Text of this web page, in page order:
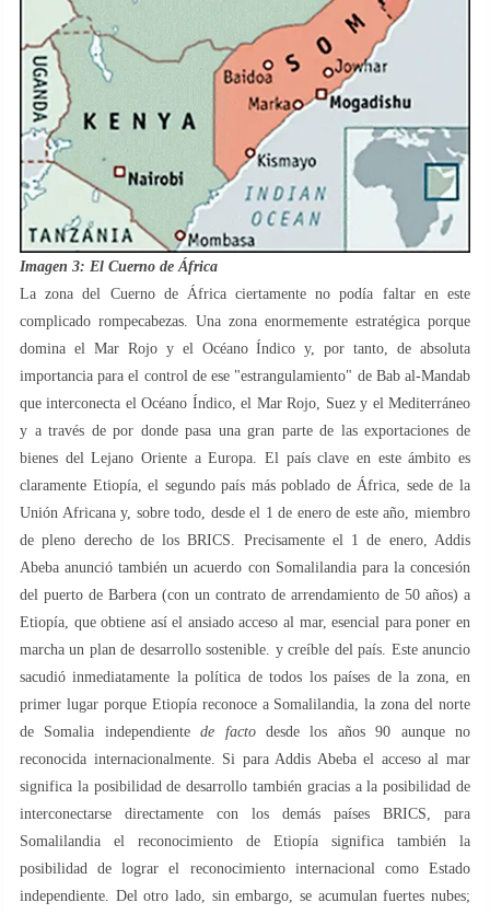
Imagen 3: El Cuerno de África
La zona del Cuerno de África ciertamente no podía faltar en este
complicado rompecabezas. Una zona enormemente estratégica porque
domina el Mar Rojo y el Océano Índico y, por tanto, de absoluta
importancia para el control de ese "estrangulamiento" de Bab al-Mandab
que interconecta el Océano Índico, el Mar Rojo, Suez y el Mediterráneo
y a través de por donde pasa una gran parte de las exportaciones de
bienes del Lejano Oriente a Europa. El país clave en este ámbito es
claramente Etiopía, el segundo país más poblado de África, sede de la
Unión Africana y, sobre todo, desde el 1 de enero de este año, miembro
de pleno derecho de los BRICS. Precisamente el 1 de enero, Addis
Abeba anunció también un acuerdo con Somalilandia para la concesión
del puerto de Barbera (con un contrato de arrendamiento de 50 años) a
Etiopía, que obtiene así el ansiado acceso al mar, esencial para poner en
marcha un plan de desarrollo sostenible. y creíble del país. Este anuncio
sacudió inmediatamente la política de todos los países de la zona, en
primer lugar porque Etiopía reconoce a Somalilandia, la zona del norte
de Somalia independientede factodesde los años 90 aunque no
reconocida internacionalmente. Si para Addis Abeba el acceso al mar
significa la posibilidad de desarrollo también gracias a la posibilidad de
interconectarse directamente con los demás países BRICS, para
Somalilandia el reconocimiento de Etiopía significa también la
posibilidad de lograr el reconocimiento internacional como Estado
independiente. Del otro lado, sin embargo, se acumulan fuertes nubes;